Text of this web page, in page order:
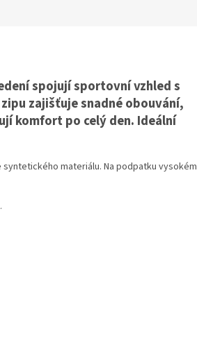
spojují sportovní vzhled s
zajišťuje snadné obouvání,
komfort po celý den. Ideální
materiálu. Na podpatku vysokém